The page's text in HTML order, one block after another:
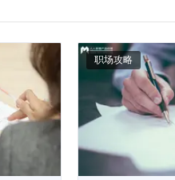
职场攻略